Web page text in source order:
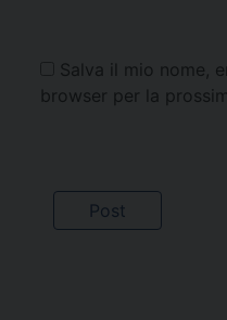
Salva il mio nome,
browser per la